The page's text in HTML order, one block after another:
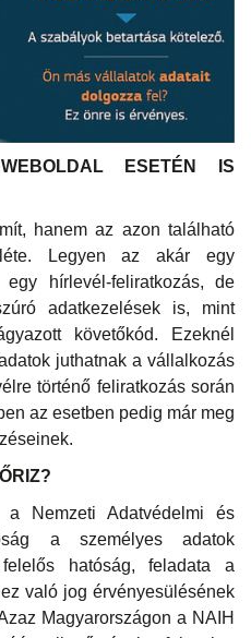
ESETÉN IS
hanem az azon található
Legyen az akár egy
hírlevél-feliratkozás, de
adatkezelések is, mint
követőkód. Ezeknél
juthatnak a vállalkozás
történő feliratkozás során
az esetben pedig már meg
Nemzeti Adatvédelmi és
a személyes adatok
hatóság, feladata a
való jog érvényesülésének
Magyarországon a NAIH